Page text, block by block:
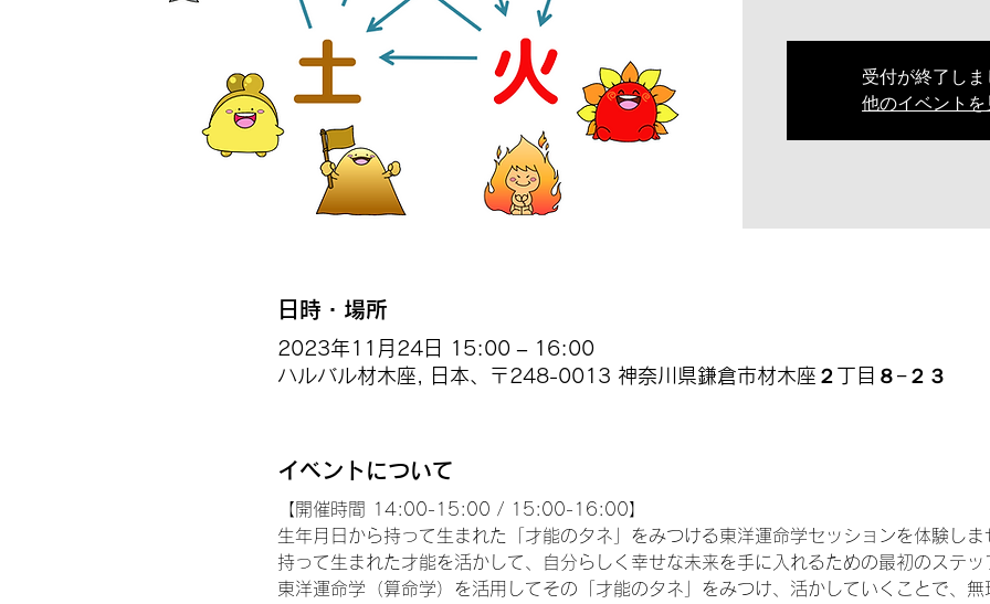
受付が終了しま
他のイベントを
日時・場所
2023年11月24日 15:00 – 16:00
ハルバル材木座, 日本、〒248-0013 神奈川県鎌倉市材木座２丁目８−２３
イベントについて
【開催時間 14:00-15:00 / 15:00-16:00】
生年月日から持って生まれた「才能のタネ」をみつける東洋運命学セッションを体験しま
持って生まれた才能を活かして、自分らしく幸せな未来を手に入れるための最初のステッ
東洋運命学（算命学）を活用してその「才能のタネ」をみつけ、活かしていくことで、